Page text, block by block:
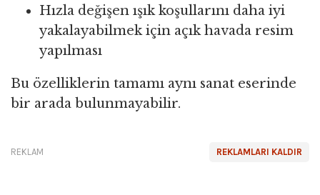
Hızla değişen ışık koşullarını daha iyi
yakalayabilmek için açık havada resim
yapılması
Bu özelliklerin tamamı aynı sanat eserinde
bir arada bulunmayabilir.
REKLAMLARI KALDIR
REKLAM